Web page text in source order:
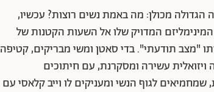
מכולן: מה באמת נשים רוצות? עכשיו,
המדויק שלו אל השעות הקטנות של
"מצב תודעתי". בדי סאטן ומשי מבריקים, קטיפה
ויזואלית עשירה ומסקרנת, עם חיתוכים
לגוף הנשי ומעניקים לו וייב קלאסי עם